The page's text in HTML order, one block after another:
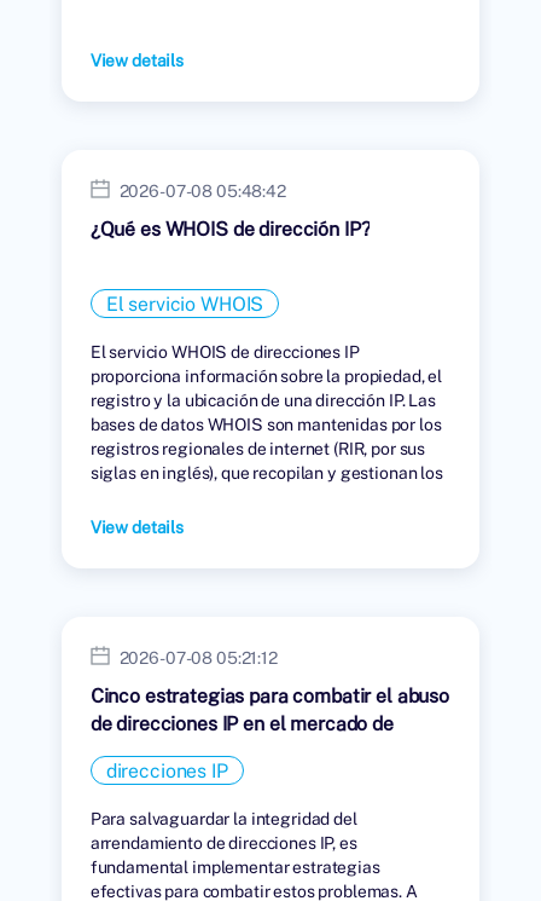
View details
2026-07-08 05:48:42
¿Qué es WHOIS de dirección IP?
El servicio WHOIS
El servicio WHOIS de direcciones IP
proporciona información sobre la propiedad, el
registro y la ubicación de una dirección IP. Las
bases de datos WHOIS son mantenidas por los
registros regionales de internet (RIR, por sus
siglas en inglés), que recopilan y gestionan los
que se les han asignado direcciones IP.
View details
2026-07-08 05:21:12
Cinco estrategias para combatir el abuso
de direcciones IP en el mercado de
arrendamiento.
direcciones IP
Para salvaguardar la integridad del
arrendamiento de direcciones IP, es
fundamental implementar estrategias
efectivas para combatir estos problemas. A